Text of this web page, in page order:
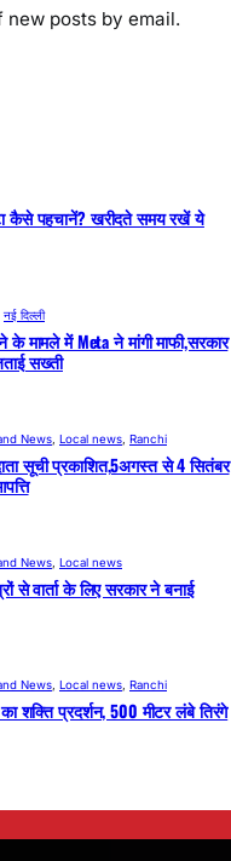
new posts by email.
कैसे पहचानें? खरीदते समय रखें ये
नई दिल्ली
के मामले में Meta ने मांगी माफी,सरकार
सख्ती
News Local news Ranchi
सूची प्रकाशित,5अगस्त से 4 सितंबर
News Local news
से वार्ता के लिए सरकार ने बनाई
News, Local news, Ranchi
का शक्ति प्रदर्शन, 500 मीटर लंबे तिरंगे